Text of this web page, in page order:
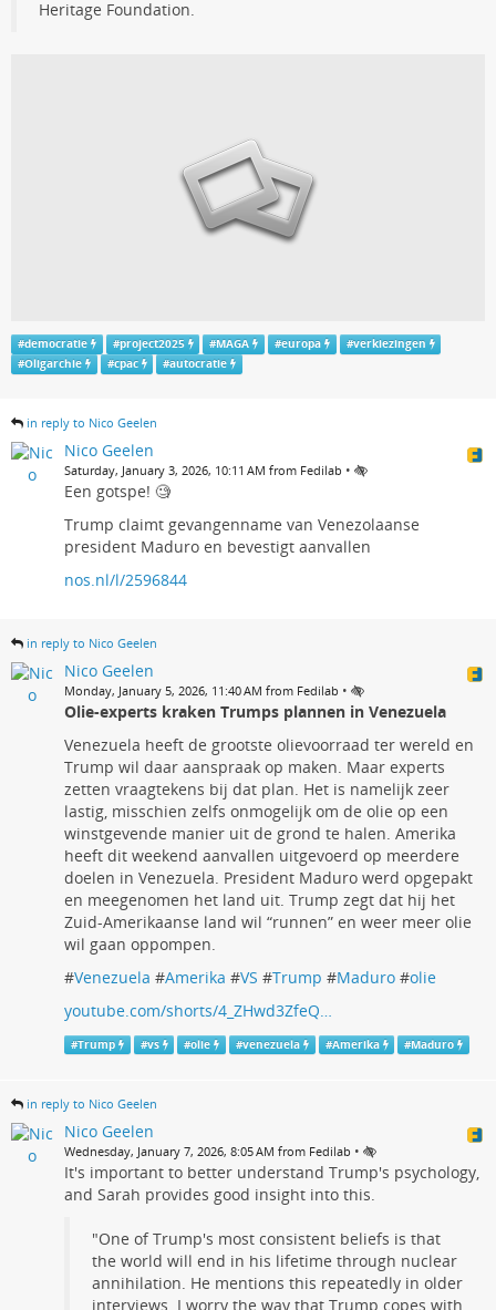
Heritage Foundation.
#democratie #project2025 #MAGA #europa #verkiezingen
#Oligarchie #cpac #autocratie
in reply to Nico Geelen
Nico Geelen
Saturday, January 3, 2026, 10:11 AM from Fedilab •
Een gotspe! 🧐
Trump claimt gevangenname van Venezolaanse
president Maduro en bevestigt aanvallen
nos.nl/l/2596844
in reply to Nico Geelen
Nico Geelen
Monday, January 5, 2026, 11:40 AM from Fedilab •
Olie-experts kraken Trumps plannen in Venezuela
Venezuela heeft de grootste olievoorraad ter wereld en
Trump wil daar aanspraak op maken. Maar experts
zetten vraagtekens bij dat plan. Het is namelijk zeer
lastig, misschien zelfs onmogelijk om de olie op een
winstgevende manier uit de grond te halen. Amerika
heeft dit weekend aanvallen uitgevoerd op meerdere
doelen in Venezuela. President Maduro werd opgepakt
en meegenomen het land uit. Trump zegt dat hij het
Zuid-Amerikaanse land wil “runnen” en weer meer olie
wil gaan oppompen.
#Venezuela #Amerika #VS #Trump #Maduro #olie
youtube.com/shorts/4_ZHwd3ZfeQ…
#Trump #vs #olie #venezuela #Amerika #Maduro
in reply to Nico Geelen
Nico Geelen
Wednesday, January 7, 2026, 8:05 AM from Fedilab •
It's important to better understand Trump's psychology,
and Sarah provides good insight into this.
"One of Trump's most consistent beliefs is that
the world will end in his lifetime through nuclear
annihilation. He mentions this repeatedly in older
interviews. I worry the way that Trump copes with